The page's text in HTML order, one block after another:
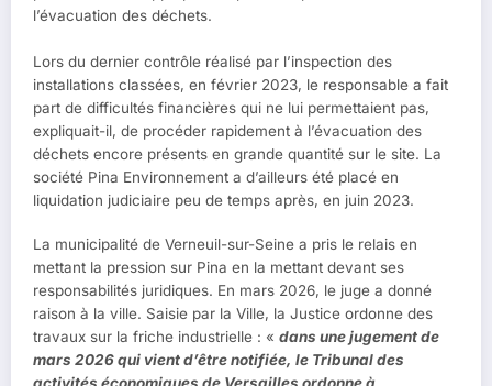
l’évacuation des déchets.
Lors du dernier contrôle réalisé par l’inspection des
installations classées, en février 2023, le responsable a fait
part de difficultés financières qui ne lui permettaient pas,
expliquait-il, de procéder rapidement à l’évacuation des
déchets encore présents en grande quantité sur le site. La
société Pina Environnement a d’ailleurs été placé en
liquidation judiciaire peu de temps après, en juin 2023.
La municipalité de Verneuil-sur-Seine a pris le relais en
mettant la pression sur Pina en la mettant devant ses
responsabilités juridiques. En mars 2026, le juge a donné
raison à la ville. Saisie par la Ville, la Justice ordonne des
travaux sur la friche industrielle : « dans une jugement de
mars 2026 qui vient d’être notifiée, le Tribunal des